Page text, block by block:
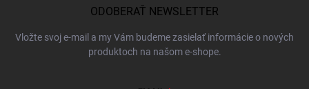
ODOBERAŤ NEWSLETTER
Vložte svoj e-mail a my Vám budeme zasielať informácie o nových
produktoch na našom e-shope.